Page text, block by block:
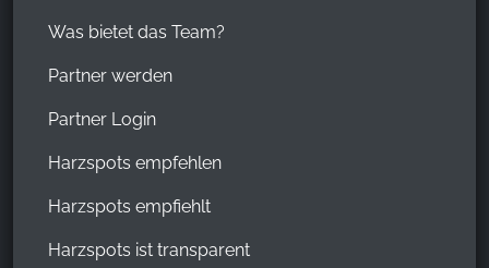
Was bietet das Team?
Partner werden
Partner Login
Harzspots empfehlen
Harzspots empfiehlt
Harzspots ist transparent